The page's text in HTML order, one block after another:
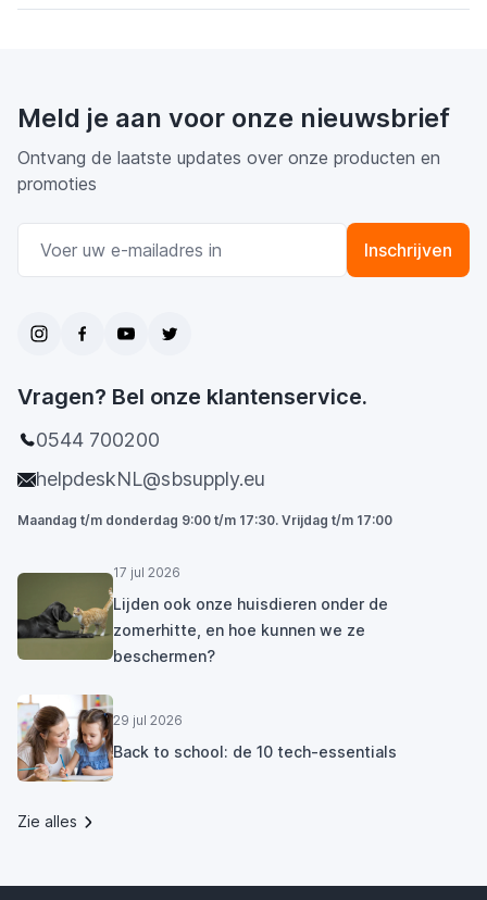
Meld je aan voor onze nieuwsbrief
Ontvang de laatste updates over onze producten en
promoties
Inschrijven
Vragen? Bel onze klantenservice.
0544 700200
helpdeskNL@sbsupply.eu
Maandag t/m donderdag 9:00 t/m 17:30. Vrijdag t/m 17:00
17 jul 2026
Lijden ook onze huisdieren onder de
zomerhitte, en hoe kunnen we ze
beschermen?
29 jul 2026
Back to school: de 10 tech-essentials
Zie alles